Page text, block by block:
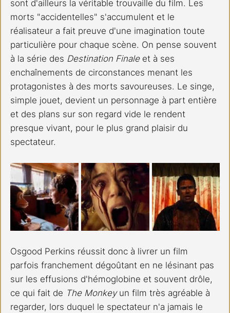
sont d'ailleurs la véritable trouvaille du film. Les
morts "accidentelles" s'accumulent et le
réalisateur a fait preuve d'une imagination toute
particulière pour chaque scène. On pense souvent
à la série des Destination Finale et à ses
enchaînements de circonstances menant les
protagonistes à des morts savoureuses. Le singe,
simple jouet, devient un personnage à part entière
et des plans sur son regard vide le rendent
presque vivant, pour le plus grand plaisir du
spectateur.
Osgood Perkins réussit donc à livrer un film
parfois franchement dégoûtant en ne lésinant pas
sur les effusions d'hémoglobine et souvent drôle,
ce qui fait de The Monkey un film très agréable à
regarder, lors duquel le spectateur n'a jamais le